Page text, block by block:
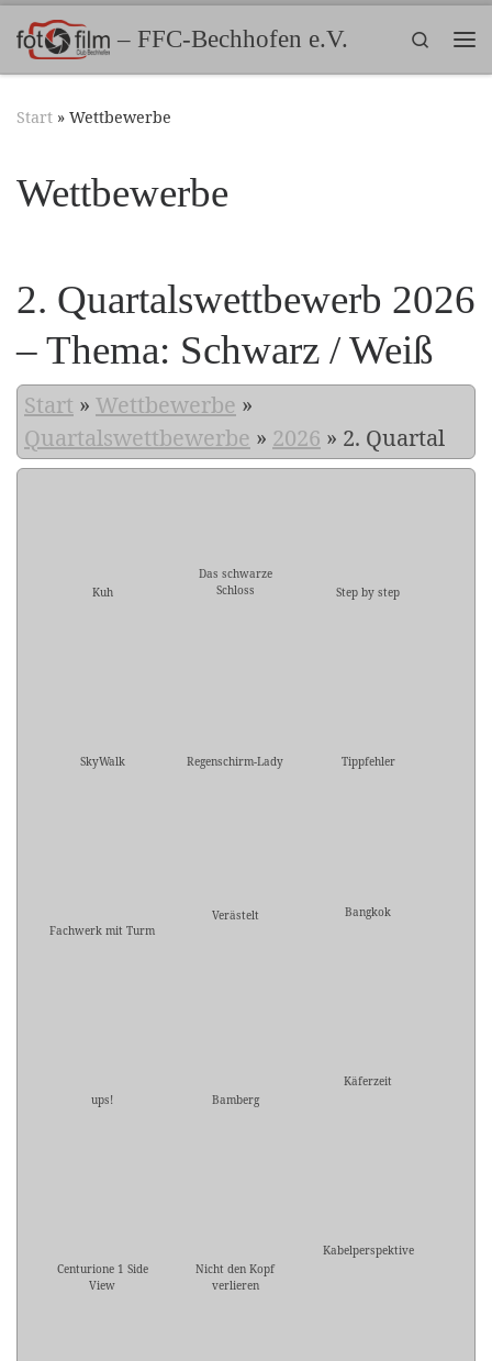
Zum Inhalt springen– FFC-Bechhofen e.V.
Search
Start » Wettbewerbe
Wettbewerbe
2. Quartalswettbewerb 2026
– Thema: Schwarz / Weiß
Start » Wettbewerbe »
Quartalswettbewerbe » 2026 » 2. Quartal
Kuh
Das schwarze
Schloss
Step by step
SkyWalk Regenschirm-Lady Tippfehler
Fachwerk mit Turm
Verästelt Bangkok
ups! Bamberg
Käferzeit
Centurione 1 Side
View
Nicht den Kopf
verlieren
Kabelperspektive